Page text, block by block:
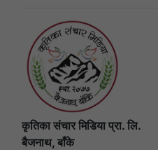
कृतिका संचार मिडिया प्रा. लि.
बैजनाथ, बाँके